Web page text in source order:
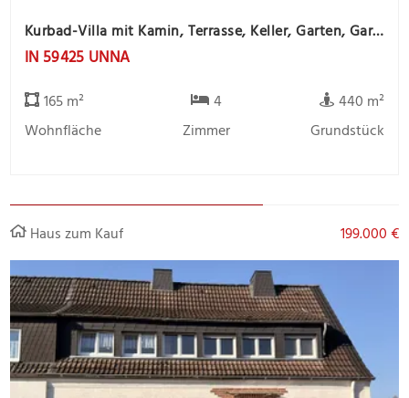
Kurbad-Villa mit Kamin, Terrasse, Keller, Garten, Garage und Gartenhaus
IN 59425 UNNA
165 m²
Wohnfläche
4
Zimmer
440 m²
Grundstück
Haus zum Kauf 199.000 €